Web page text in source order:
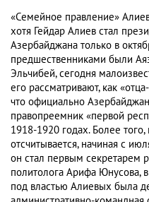
«Семейное правление»
хотя Гейдар Алиев стал
Азербайджана только в
предшественниками были
Эльчибей, сегодня
его рассматривают, как
что официально
правопреемник «первой
1918-1920 годах. Более
отсчитывается, начиная с
он стал первым секретарем
политолога Арифа Юнусова,
под властью Алиевых была